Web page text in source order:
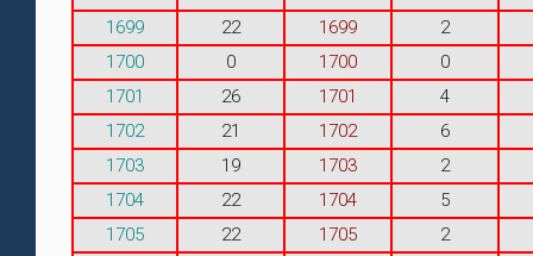
1699
22 1699
2
1700
0 1700
0
1701
26 1701
4
1702
21 1702
6
1703
19 1703
2
1704
22 1704
5
1705
22 1705
2